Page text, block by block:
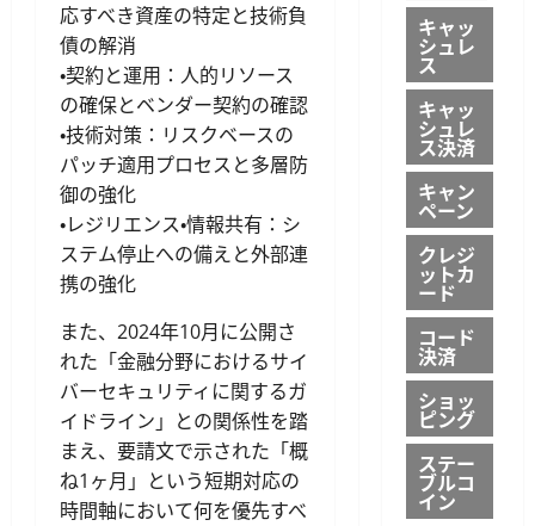
応すべき資産の特定と技術負
債の解消
・契約と運用：人的リソース
の確保とベンダー契約の確認
・技術対策：リスクベースの
パッチ適用プロセスと多層防
御の強化
・レジリエンス・情報共有：シ
ステム停止への備えと外部連
携の強化
また、2024年10月に公開さ
れた「金融分野におけるサイ
バーセキュリティに関するガ
イドライン」との関係性を踏
まえ、要請文で示された「概
ね1ヶ月」という短期対応の
時間軸において何を優先すべ
キャッ
シュレ
ス
キャッ
シュレ
ス決済
キャン
ペーン
クレジ
ットカ
ード
コード
決済
ショッ
ピング
ステー
ブルコ
イン